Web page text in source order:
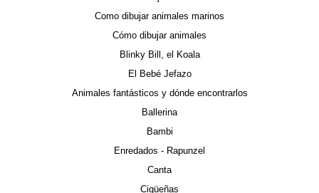
Como dibujar animales marinos
Cómo dibujar animales
Blinky Bill, el Koala
El Bebé Jefazo
Animales fantásticos y dónde encontrarlos
Ballerina
Bambi
Enredados - Rapunzel
Canta
Cigüeñas